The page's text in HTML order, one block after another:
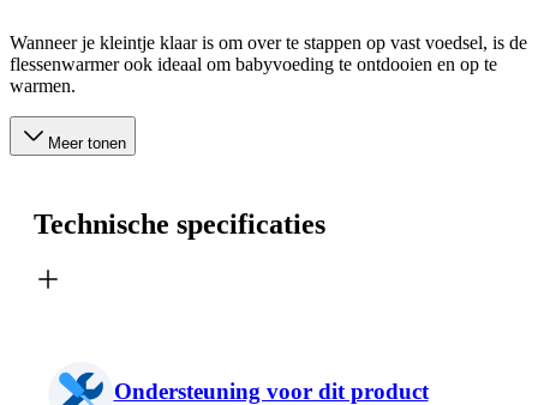
Wanneer je kleintje klaar is om over te stappen op vast voedsel, is de
flessenwarmer ook ideaal om babyvoeding te ontdooien en op te
warmen.
Meer tonen
Technische specificaties
Ondersteuning voor dit product